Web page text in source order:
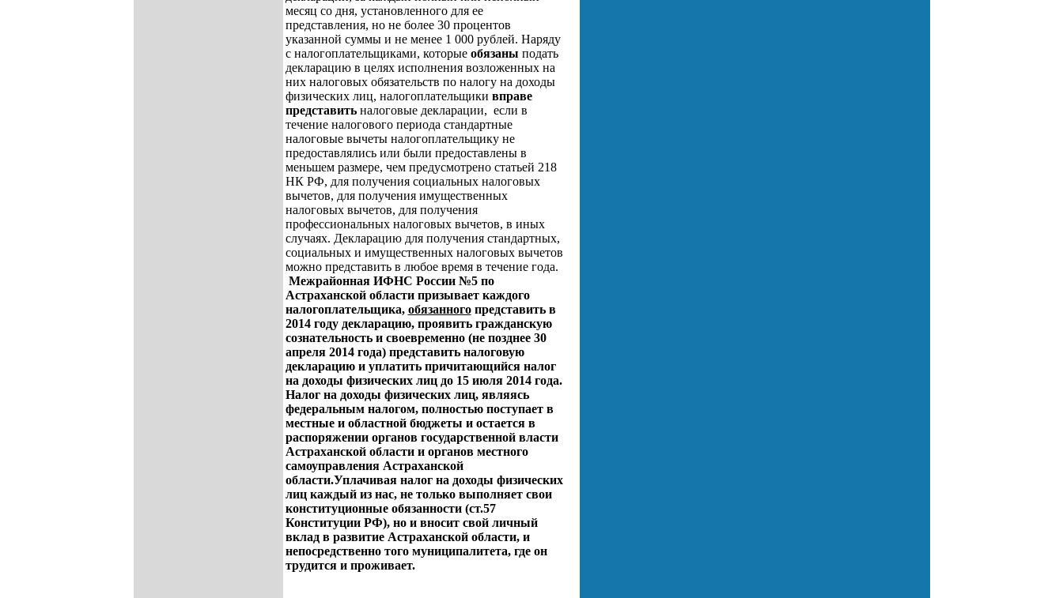
месяц со дня, установленного для ее
представления, но не более 30 процентов
указанной суммы и не менее 1 000 рублей. Наряду
с налогоплательщиками, которые обязаны подать
декларацию в целях исполнения возложенных на
них налоговых обязательств по налогу на доходы
физических лиц, налогоплательщики вправе
представитьналоговые декларации, если в
течение налогового периода стандартные
налоговые вычеты налогоплательщику не
предоставлялись или были предоставлены в
меньшем размере, чем предусмотрено статьей 218
НК РФ, для получения социальных налоговых
вычетов, для получения имущественных
налоговых вычетов, для получения
профессиональных налоговых вычетов, в иных
случаях. Декларацию для получения стандартных,
социальных и имущественных налоговых вычетов
можно представить в любое время в течение года.
Межрайонная ИФНС России №5 по
Астраханской области призывает каждого
налогоплательщика, обязанногопредставить в
2014 году декларацию, проявить гражданскую
сознательность и своевременно (не позднее 30
апреля 2014 года) представить налоговую
декларацию и уплатить причитающийся налог
на доходы физических лиц до 15 июля 2014 года.
Налог на доходы физических лиц, являясь
федеральным налогом, полностью поступает в
местные и областной бюджеты и остается в
распоряжении органов государственной власти
Астраханской области и органов местного
самоуправления Астраханской
области.Уплачивая налог на доходы физических
лиц каждый из нас, не только выполняет свои
конституционные обязанности (ст.57
Конституции РФ), но и вносит свой личный
вклад в развитие Астраханской области, и
непосредственно того муниципалитета, где он
трудится и проживает.